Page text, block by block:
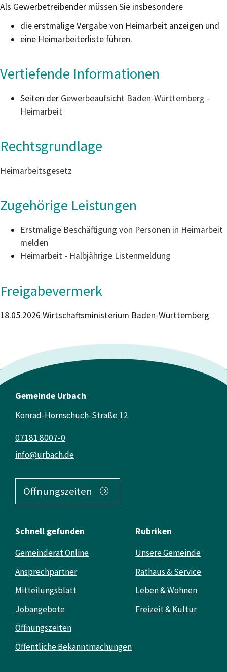
Als Gewerbetreibender müssen Sie insbesondere
die erstmalige Vergabe von Heimarbeit anzeigen und
eine Heimarbeiterliste führen.
Vertiefende Informationen
Seiten der Gewerbeaufsicht Baden-Württemberg -
Heimarbeit
Rechtsgrundlage
Heimarbeitsgesetz
Zugehörige Leistungen
Erstmalige Beschäftigung von Personen in Heimarbeit
melden
Heimarbeit - Halbjährige Listenmeldung
Freigabevermerk
18.05.2026 Wirtschaftsministerium Baden-Württemberg
Gemeinde Urbach
Konrad-Hornschuch-Straße 12
info@urbach.de
07181 8007-0
Öffnungszeiten
Schnell gefunden
Gemeinderat Online
Ansprechpartner
Mitteilungsblatt
Jobangebote
Öffnungszeiten
Öffentliche Bekanntmachungen
Rubriken
Unsere Gemeinde
Rathaus & Service
Leben & Wohnen
Freizeit & Kultur